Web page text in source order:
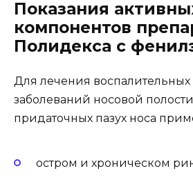
Показания
компонентов
Полидекса с
Для лечения
заболеваний носовой
придаточных пазух носа
остром и хроническом